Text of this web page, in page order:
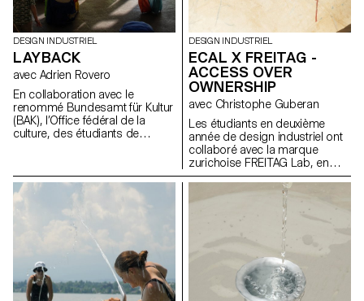
DESIGN INDUSTRIEL
LAYBACK
avec Adrien Rovero
En collaboration avec le
renommé Bundesamt für Kultur
(BAK), l’Office fédéral de la
culture, des étudiants de
conçu l’espace de médiation
de l’exposition des Swiss
Design Awards à Bâle, qui se
tiendra pendant la foire Art
Basel en juin 2024.
DESIGN INDUSTRIEL
ECAL X FREITAG -
ACCESS OVER
OWNERSHIP
avec Christophe Guberan
Les étudiants en deuxième
année de design industriel ont
collaboré avec la marque
zurichoise FREITAG Lab, en
tirant parti de leur expertise en
environnementale, en
surcyclage de matériaux et en
économie circulaire. En
s'appuyant sur le manifeste de
FREITAG, ils ont développé de
nouveaux produits partagés
axés sur le principe de «
access over ownership ».